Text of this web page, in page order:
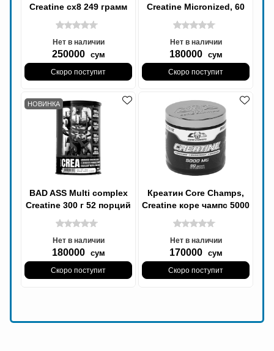
Creatine cx8 249 грамм
30 порций, Креатин
Нет в наличии
250000 сум
Скоро поступит
Creatine Micronized, 60
ser
Нет в наличии
180000 сум
Скоро поступит
НОВИНКА
BAD ASS Multi complex
Creatine 300 г 52 порций
Нет в наличии
180000 сум
Скоро поступит
Креатин Сore Сhamps,
Creatine коре чампс 5000
мг
Нет в наличии
170000 сум
Скоро поступит